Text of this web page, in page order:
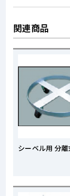
関連商品
シーベル用 分